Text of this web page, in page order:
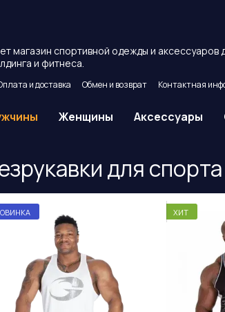
магазин спортивной одежды и аксессуаров
и фитнеса.
и доставка Обмен и возврат
Контактная
Женщины Аксессуары
для спорта
ХИТ